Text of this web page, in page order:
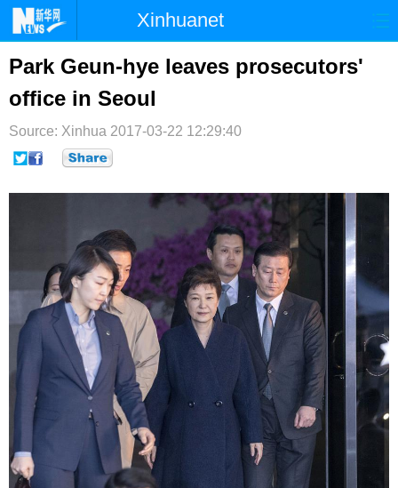
Xinhuanet
首页 港澳
台湾 财经
纪检 体育 科技
文娱
微博
Park Geun-hye leaves prosecutors'
office in Seoul
Source: Xinhua 2017-03-22 12:29:40